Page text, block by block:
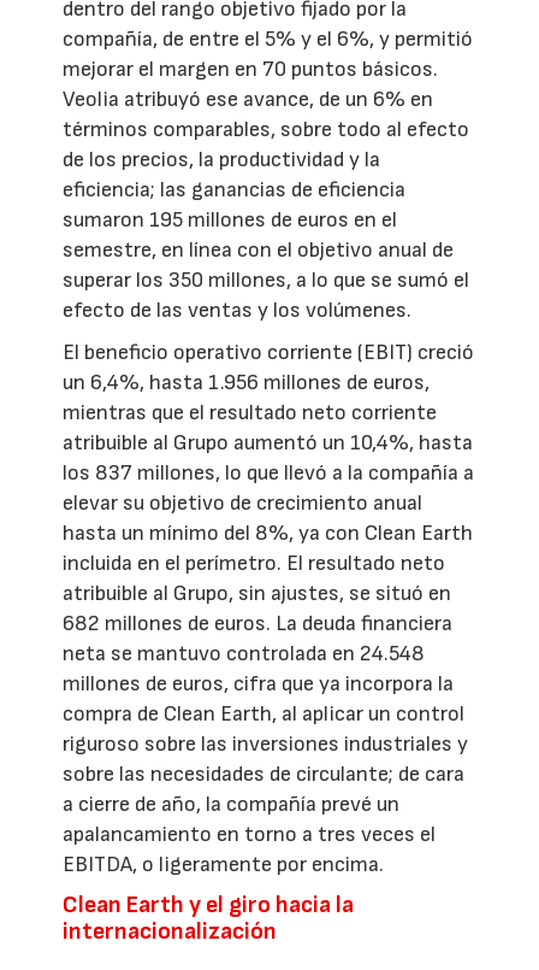
dentro del rango objetivo fijado por la
compañía, de entre el 5% y el 6%, y permitió
mejorar el margen en 70 puntos básicos.
Veolia atribuyó ese avance, de un 6% en
términos comparables, sobre todo al efecto
de los precios, la productividad y la
eficiencia; las ganancias de eficiencia
sumaron 195 millones de euros en el
semestre, en línea con el objetivo anual de
superar los 350 millones, a lo que se sumó el
efecto de las ventas y los volúmenes.
El beneficio operativo corriente (EBIT) creció
un 6,4%, hasta 1.956 millones de euros,
mientras que el resultado neto corriente
atribuible al Grupo aumentó un 10,4%, hasta
los 837 millones, lo que llevó a la compañía a
elevar su objetivo de crecimiento anual
hasta un mínimo del 8%, ya con Clean Earth
incluida en el perímetro. El resultado neto
atribuible al Grupo, sin ajustes, se situó en
682 millones de euros. La deuda financiera
neta se mantuvo controlada en 24.548
millones de euros, cifra que ya incorpora la
compra de Clean Earth, al aplicar un control
riguroso sobre las inversiones industriales y
sobre las necesidades de circulante; de cara
a cierre de año, la compañía prevé un
apalancamiento en torno a tres veces el
EBITDA, o ligeramente por encima.
Clean Earth y el giro hacia la
internacionalización